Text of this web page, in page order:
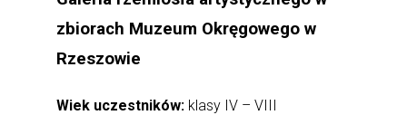
zbiorach Muzeum Okręgowego w
Rzeszowie
Wiek uczestników: klasy IV – VIII